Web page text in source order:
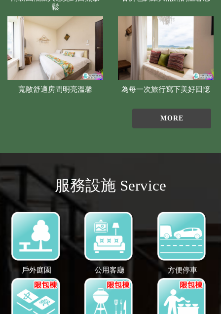
鬆
寬敞舒適房間明亮溫馨 為每一次旅行寫下美好回憶
MORE
服務設施 Service
戶外庭園 公用客廳 方便停車